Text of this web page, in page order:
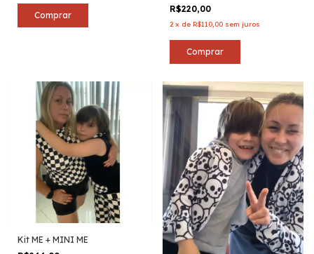
Comprar
R$220,00
2 x de R$110,00 sem juros
Comprar
Kit ME + MINI ME